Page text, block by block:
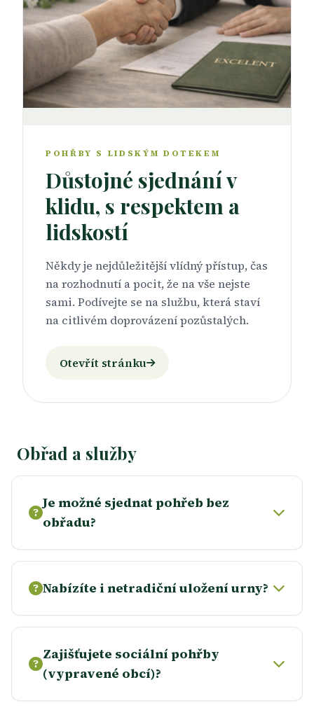
POHŘBY S LIDSKÝM DOTEKEM
Důstojné sjednání v
klidu, s respektem a
lidskostí
Někdy je nejdůležitější vlídný přístup, čas
na rozhodnutí a pocit, že na vše nejste
sami. Podívejte se na službu, která staví
na citlivém doprovázení pozůstalých.
Otevřít stránku
Obřad a služby
Je možné sjednat pohřeb bez
obřadu?
Nabízíte i netradiční uložení urny?
Zajišťujete sociální pohřby
(vypravené obcí)?